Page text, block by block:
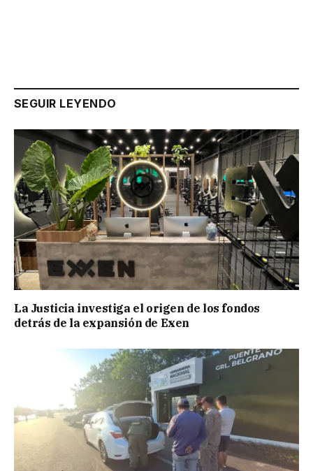
SEGUIR LEYENDO
La Justicia investiga el origen de los fondos
detrás de la expansión de Exen